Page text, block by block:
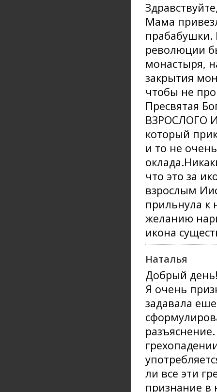
Мама
прабабушки.
революции
монастыря,
закрытия
чтобы не
Пресвятая
ВЗРОСЛОГО
который
и то не
что это за
взрослым
прильнула к
желанию
икона
Наталья
Добрый
Я очень
задавала
ли все эти
признание в